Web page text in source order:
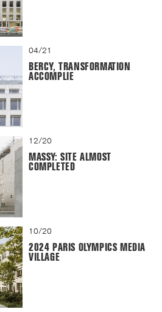
04/21
BERCY, TRANSFORMATION
ACCOMPLIE
12/20
MASSY: SITE ALMOST
COMPLETED
10/20
2024 PARIS OLYMPICS MEDIA
VILLAGE